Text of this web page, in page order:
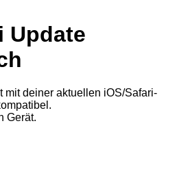
Update
mit deiner aktuellen iOS/Safari-
Gerät.